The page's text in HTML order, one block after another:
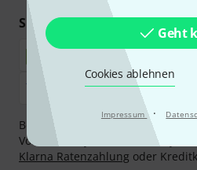
Geht
Cookies ablehnen
Impressum ·
Sicher einkaufen & bezahlen
Bezahlen Sie vertraulich und
Vorkasse, PayPal, Amazon Pay,
Klarna Ratenzahlung oder